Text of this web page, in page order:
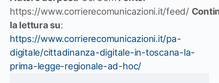
https://www.corrierecomunicazioni.it/feed/
la lettura su:
https://www.corrierecomunicazioni.it/pa-
digitale/cittadinanza-digitale-in-toscana-la-
prima-legge-regionale-ad-hoc/